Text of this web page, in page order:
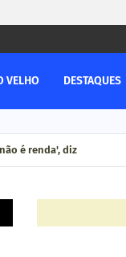
VELHO DESTAQUES
é renda', diz